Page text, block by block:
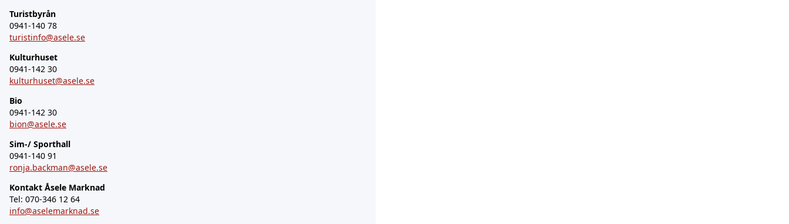
Turistbyrån
0941-140 78
turistinfo@asele.se
Kulturhuset
0941-142 30
kulturhuset@asele.se
Bio
0941-142 30
bion@asele.se
Sim-/ Sporthall
0941-140 91
ronja.backman@asele.se
Kontakt Åsele Marknad
Tel: 070-346 12 64
info@aselemarknad.se